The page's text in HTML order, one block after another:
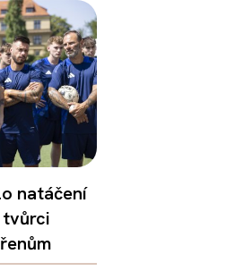
natáčení